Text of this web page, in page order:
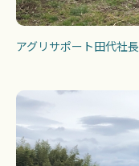
アグリサポート田代社長